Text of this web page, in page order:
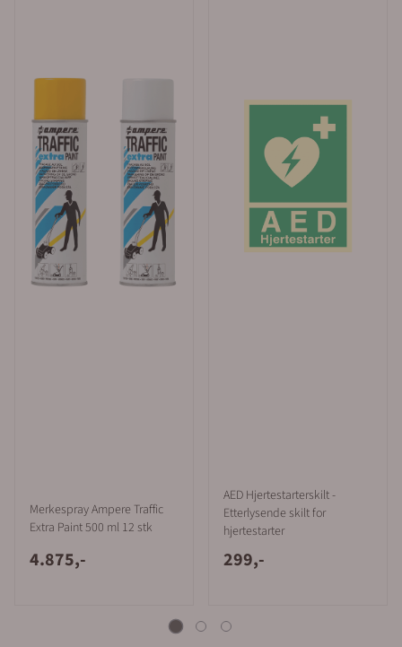
Merkespray Ampere Traffic
Extra Paint 500 ml 12 stk
4.875,-
AED Hjertestarterskilt -
Etterlysende skilt for
hjertestarter
299,-